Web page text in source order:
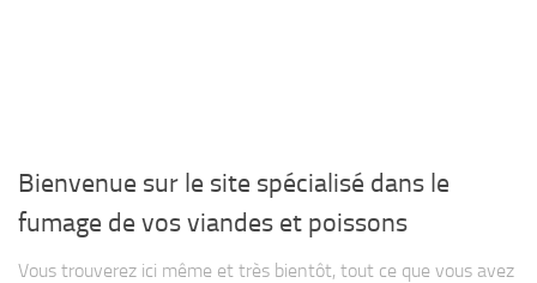
Bienvenue sur le site spécialisé dans le
fumage de vos viandes et poissons
Vous trouverez ici même et très bientôt, tout ce que vous avez